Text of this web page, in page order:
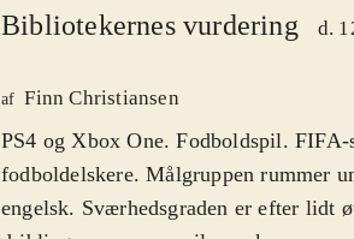
Bibliotekernes vurdering d.
af Finn Christiansen
PS4 og Xbox One. Fodboldspil.
fodboldelskere. Målgruppen rummer
engelsk. Sværhedsgraden er efter lidt